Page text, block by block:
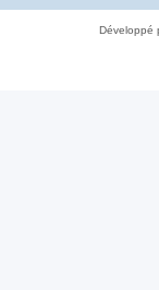
Développé